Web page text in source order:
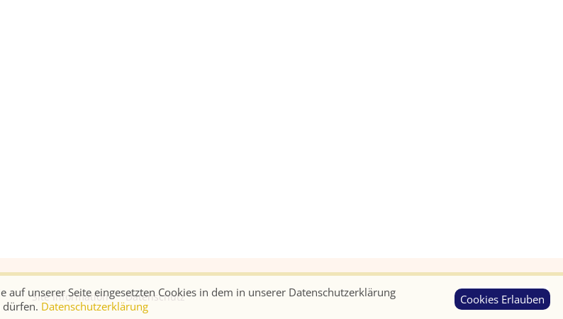
Site Information Datenschutz Cookies Erlauben
auf unserer Seite eingesetzten Cookies in dem in unserer Datenschutzerklärung
Datenschutzerklärung